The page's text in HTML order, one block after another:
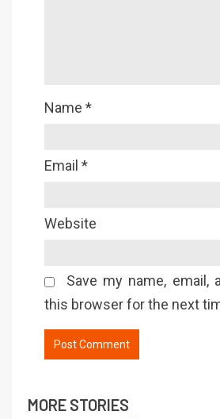
Name *
Email *
Website
Save my name, email,
this browser for the next
MORE STORIES